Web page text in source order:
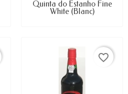
Quinta do Estanho Fine
White (Blanc)
favorite_border